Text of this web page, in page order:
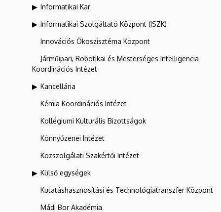
Informatikai Kar
Informatikai Szolgáltató Központ (ISZK)
Innovációs Ökoszisztéma Központ
Járműipari, Robotikai és Mesterséges Intelligencia
Koordinációs Intézet
Kancellária
Kémia Koordinációs Intézet
Kollégiumi Kulturális Bizottságok
Könnyűzenei Intézet
Közszolgálati Szakértői Intézet
Külső egységek
Kutatáshasznosítási és Technológiatranszfer Központ
Mádi Bor Akadémia